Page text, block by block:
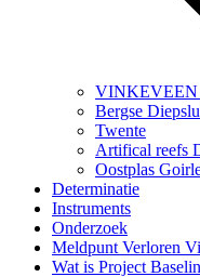
VINKEVEEN
Bergse
Twente
Artifical reefs
Oostplas
Determinatie
Instruments
Onderzoek
Meldpunt Verloren
Wat is Project